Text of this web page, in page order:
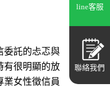
line客服
聯絡我們
委託的忐忑與
有很明顯的放
業女性徵信員